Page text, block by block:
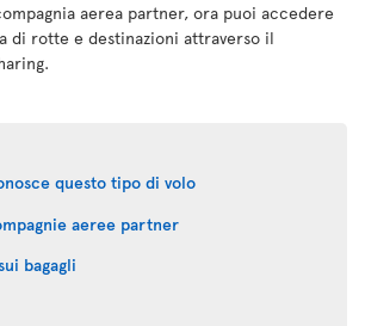
aerea partner, ora puoi accedere
di rotte e destinazioni attraverso il
questo tipo di volo
aeree partner
bagagli